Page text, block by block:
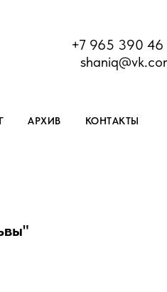
+7 965 390 46
АРХИВ КОНТАКТЫ